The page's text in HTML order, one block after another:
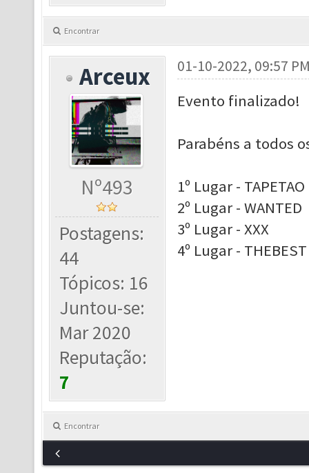
Encontrar
Arceux
Nº493
Postagens:
44
Tópicos: 16
Juntou-se:
Mar 2020
Reputação:
7
01-10-2022, 09:57
Evento finalizado!
Parabéns a todos
1º Lugar - TAPETAO
2º Lugar - WANTED
3º Lugar - XXX
4º Lugar - THEBEST
Encontrar